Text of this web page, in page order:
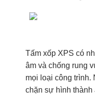
Tấm xốp XPS có
âm và chống rung
mọi loại công trình.
chặn sự hình thành